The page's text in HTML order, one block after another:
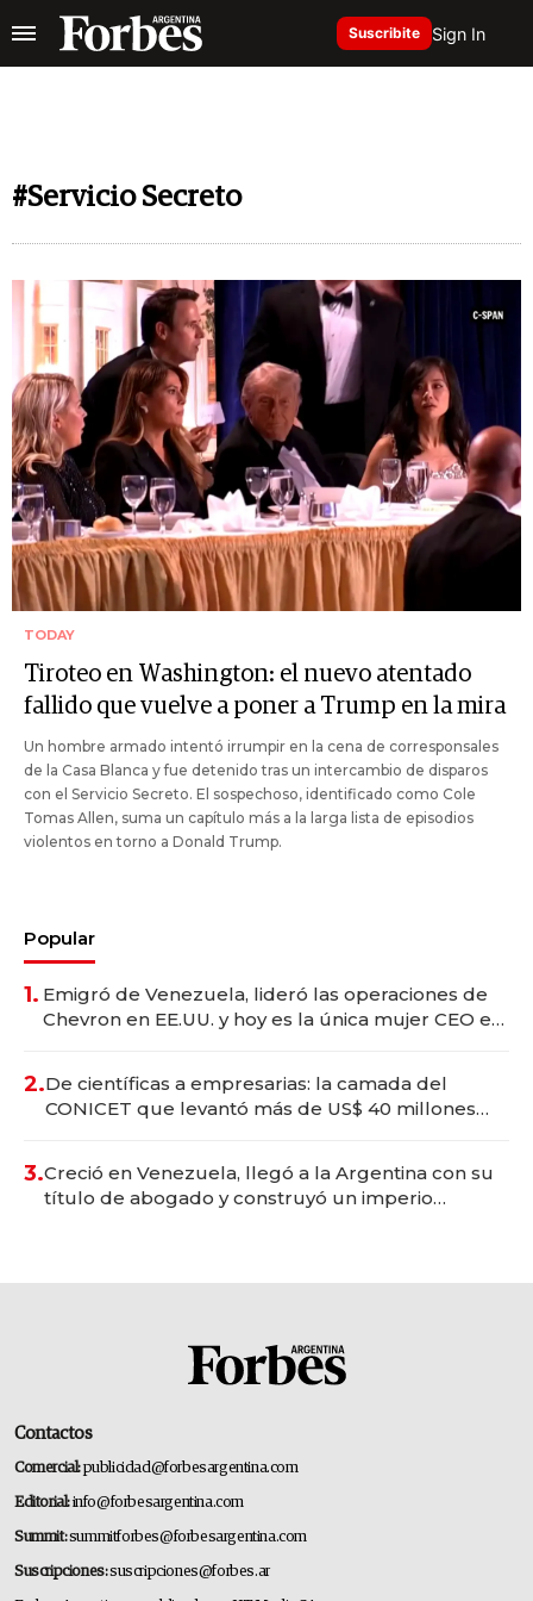
Suscribite Sign In
#Servicio Secreto
TODAY
Tiroteo en Washington: el nuevo atentado
fallido que vuelve a poner a Trump en la mira
Un hombre armado intentó irrumpir en la cena de corresponsales
de la Casa Blanca y fue detenido tras un intercambio de disparos
con el Servicio Secreto. El sospechoso, identificado como Cole
Tomas Allen, suma un capítulo más a la larga lista de episodios
violentos en torno a Donald Trump.
Popular
1. Emigró de Venezuela, lideró las operaciones de
Chevron en EE.UU. y hoy es la única mujer CEO en
2.De científicas a empresarias: la camada del
CONICET que levantó más de US$ 40 millones
3.Creció en Venezuela, llegó a la Argentina con su
título de abogado y construyó un imperio
Contactos
Comercial:publicidad@forbesargentina.com
Editorial:info@forbesargentina.com
Summit:summitforbes@forbesargentina.com
Suscripciones:suscripciones@forbes.ar